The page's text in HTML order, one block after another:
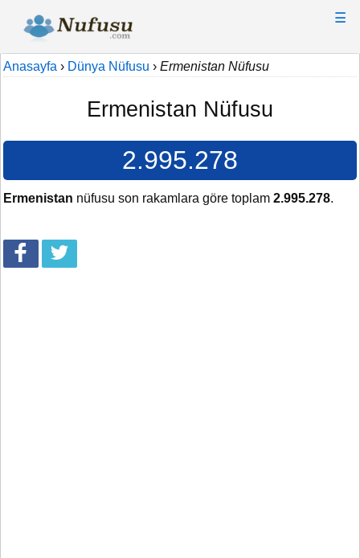
☰
Anasayfa › Dünya Nüfusu › Ermenistan Nüfusu
Ermenistan Nüfusu
2.995.278
Ermenistan nüfusu son rakamlara göre toplam 2.995.278.